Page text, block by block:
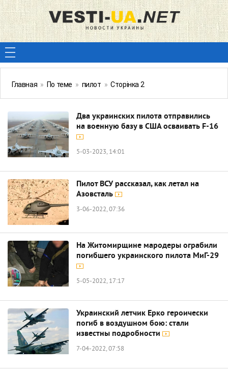
Главная » По теме » пилот » Сторінка 2
Два украинских пилота отправились
на военную базу в США осваивать F-16
5-03-2023, 14:01
Пилот ВСУ рассказал, как летал на
Азовсталь
3-06-2022, 07:36
На Житомирщине мародеры ограбили
погибшего украинского пилота МиГ-29
5-05-2022, 17:17
Украинский летчик Ерко героически
погиб в воздушном бою: стали
известны подробности
7-04-2022, 07:58